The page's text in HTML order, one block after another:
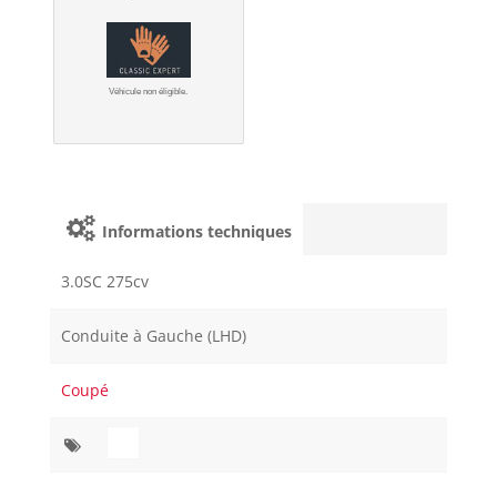
Véhicule non éligible.
Informations techniques
3.0SC 275cv
Conduite à Gauche (LHD)
Coupé